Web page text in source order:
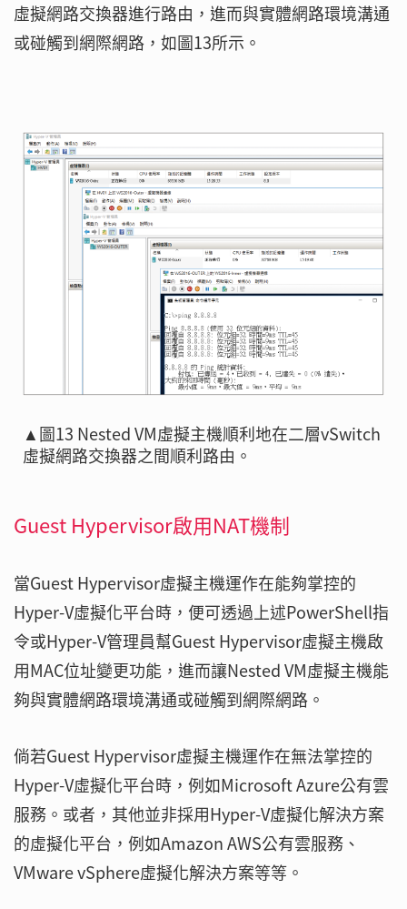
虛擬網路交換器進行路由，進而與實體網路環境溝通
或碰觸到網際網路，如圖13所示。
▲圖13 Nested VM虛擬主機順利地在二層vSwitch
虛擬網路交換器之間順利路由。
Guest Hypervisor啟用NAT機制
當Guest Hypervisor虛擬主機運作在能夠掌控的
Hyper-V虛擬化平台時，便可透過上述PowerShell指
令或Hyper-V管理員幫Guest Hypervisor虛擬主機啟
用MAC位址變更功能，進而讓Nested VM虛擬主機能
夠與實體網路環境溝通或碰觸到網際網路。
倘若Guest Hypervisor虛擬主機運作在無法掌控的
Hyper-V虛擬化平台時，例如Microsoft Azure公有雲
服務。或者，其他並非採用Hyper-V虛擬化解決方案
的虛擬化平台，例如Amazon AWS公有雲服務、
VMware vSphere虛擬化解決方案等等。